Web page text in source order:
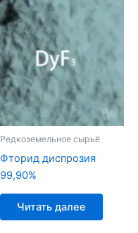
Редкоземельное сырьё
Фторид диспрозия
99,90%
Читать далее